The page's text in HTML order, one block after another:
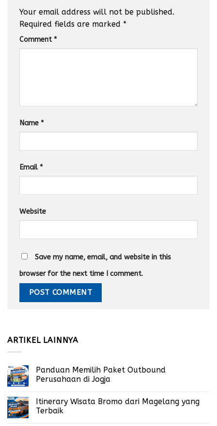
Your email address will not be published.
Required fields are marked *
Comment *
Name *
Email *
Website
Save my name, email, and website in this
browser for the next time I comment.
ARTIKEL LAINNYA
Panduan Memilih Paket Outbound
Perusahaan di Jogja
Itinerary Wisata Bromo dari Magelang yang
Terbaik